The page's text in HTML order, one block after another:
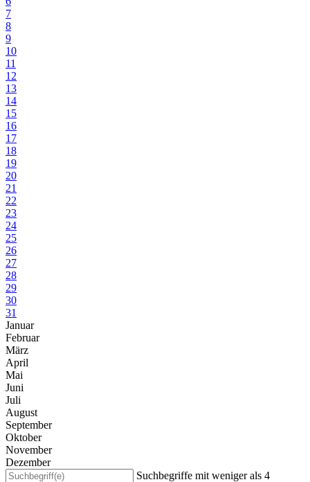
7
8
9
10
11
12
13
14
15
16
17
18
19
20
21
22
23
24
25
26
27
28
29
30
31
Januar
Februar
März
April
Mai
Juni
Juli
August
September
Oktober
November
Dezember
Suchbegriffe mit weniger als 4